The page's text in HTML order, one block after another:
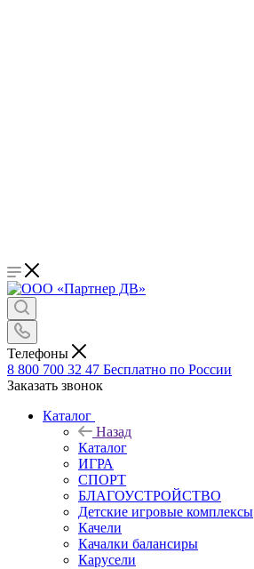
Телефоны
8 800 700 32 47 Бесплатно по России
Заказать звонок
Каталог
Назад
Каталог
ИГРА
СПОРТ
БЛАГОУСТРОЙСТВО
Детские игровые комплексы
Качели
Качалки балансиры
Карусели